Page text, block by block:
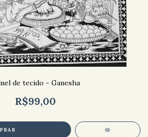
de tecido - Ganesha
R$99,00